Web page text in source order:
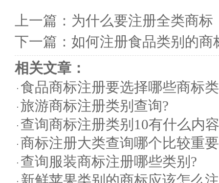
上一篇： 为什么要注册全类商
下一篇： 如何注册食品类别的商
相关文章：
食品商标注册要选择哪些商标
旅游商标注册类别查询?
查询商标注册类别10有什么内
商标注册大类查询哪个比较重
查询服装商标注册哪些类别?